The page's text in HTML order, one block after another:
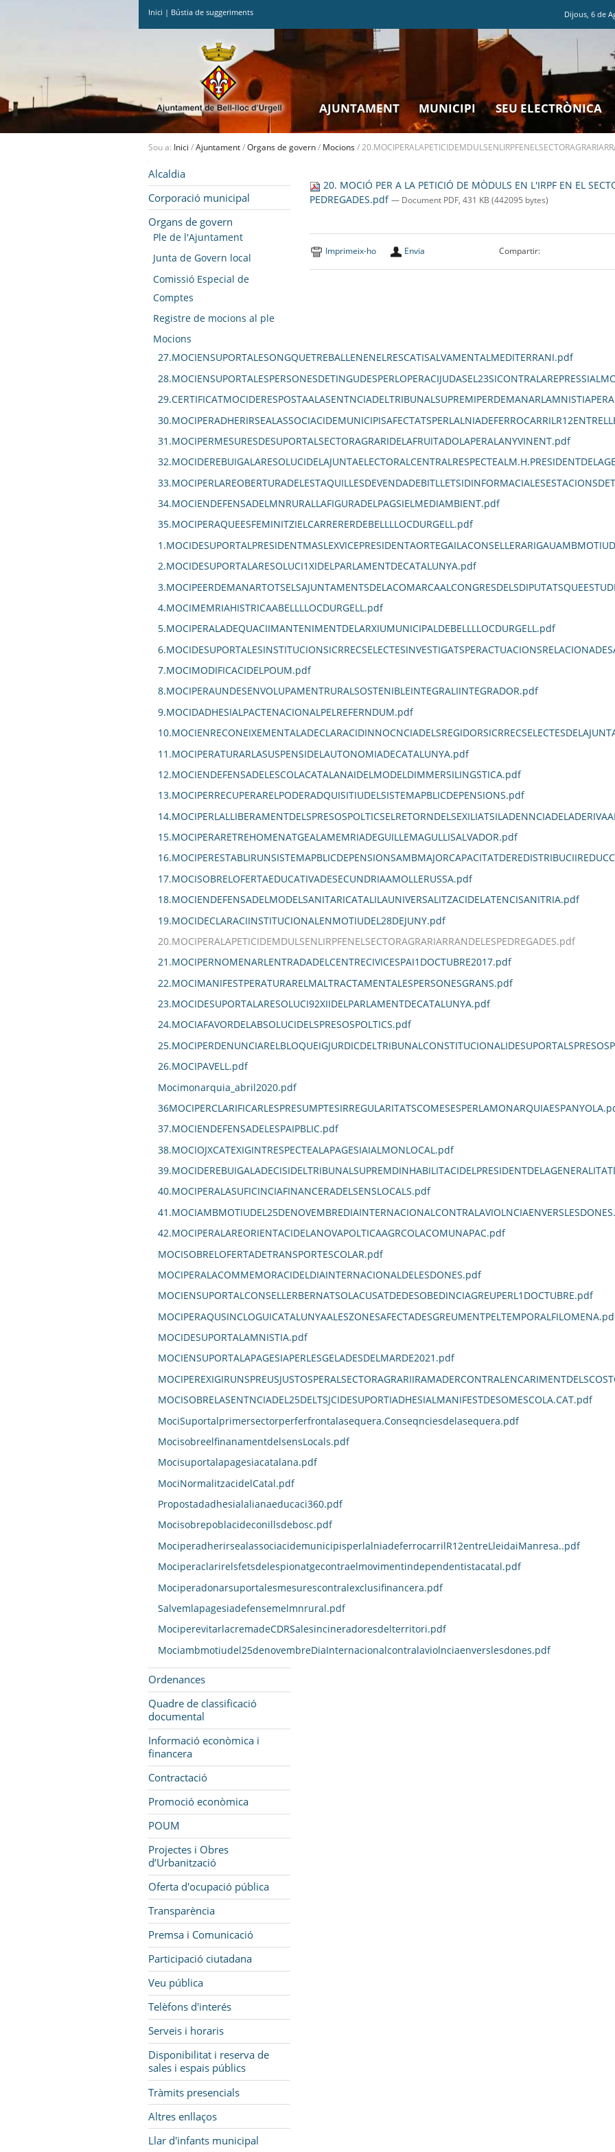
Inici | Bústia de suggeriments Dijous,6 de
AJUNTAMENT MUNICIPI SEU ELECTRÒNICA
Sou a: Inici /Ajuntament/Organs de govern/ Mocions/
Alcaldia
Corporació municipal
Organs de govern
Ple de l'Ajuntament
Junta de Govern local
Comissió Especial de
Comptes
Registre de mocions al ple
Mocions
27.MOCIENSUPORTALESONGQUETREBALLENENELRESCATISALVAMENTALMEDITERRANI.pdf
31.MOCIPERMESURESDESUPORTALSECTORAGRARIDELAFRUITADOLAPERALANYVINENT.pdf
34.MOCIENDEFENSADELMNRURALLAFIGURADELPAGSIELMEDIAMBIENT.pdf
35.MOCIPERAQUEESFEMINITZIELCARRERERDEBELLLLOCDURGELL.pdf
2.MOCIDESUPORTALARESOLUCI1XIDELPARLAMENTDECATALUNYA.pdf
4.MOCIMEMRIAHISTRICAABELLLLOCDURGELL.pdf
5.MOCIPERALADEQUACIIMANTENIMENTDELARXIUMUNICIPALDEBELLLLOCDURGELL.pdf
7.MOCIMODIFICACIDELPOUM.pdf
8.MOCIPERAUNDESENVOLUPAMENTRURALSOSTENIBLEINTEGRALIINTEGRADOR.pdf
9.MOCIDADHESIALPACTENACIONALPELREFERNDUM.pdf
11.MOCIPERATURARLASUSPENSIDELAUTONOMIADECATALUNYA.pdf
12.MOCIENDEFENSADELESCOLACATALANAIDELMODELDIMMERSILINGSTICA.pdf
13.MOCIPERRECUPERARELPODERADQUISITIUDELSISTEMAPBLICDEPENSIONS.pdf
15.MOCIPERARETREHOMENATGEALAMEMRIADEGUILLEMAGULLISALVADOR.pdf
17.MOCISOBRELOFERTAEDUCATIVADESECUNDRIAAMOLLERUSSA.pdf
18.MOCIENDEFENSADELMODELSANITARICATALILAUNIVERSALITZACIDELATENCISANITRIA.pdf
19.MOCIDECLARACIINSTITUCIONALENMOTIUDEL28DEJUNY.pdf
20.MOCIPERALAPETICIDEMDULSENLIRPFENELSECTORAGRARIARRANDELESPEDREGADES.pdf
21.MOCIPERNOMENARLENTRADADELCENTRECIVICESPAI1DOCTUBRE2017.pdf
22.MOCIMANIFESTPERATURARELMALTRACTAMENTALESPERSONESGRANS.pdf
23.MOCIDESUPORTALARESOLUCI92XIIDELPARLAMENTDECATALUNYA.pdf
24.MOCIAFAVORDELABSOLUCIDELSPRESOSPOLTICS.pdf
26.MOCIPAVELL.pdf
Mocimonarquia_abril2020.pdf
37.MOCIENDEFENSADELESPAIPBLIC.pdf
38.MOCIOJXCATEXIGINTRESPECTEALAPAGESIAIALMONLOCAL.pdf
40.MOCIPERALASUFICINCIAFINANCERADELSENSLOCALS.pdf
42.MOCIPERALAREORIENTACIDELANOVAPOLTICAAGRCOLACOMUNAPAC.pdf
MOCISOBRELOFERTADETRANSPORTESCOLAR.pdf
MOCIPERALACOMMEMORACIDELDIAINTERNACIONALDELESDONES.pdf
MOCIENSUPORTALCONSELLERBERNATSOLACUSATDEDESOBEDINCIAGREUPERL1DOCTUBRE.pdf
MOCIDESUPORTALAMNISTIA.pdf
MOCIENSUPORTALAPAGESIAPERLESGELADESDELMARDE2021.pdf
MOCISOBRELASENTNCIADEL25DELTSJCIDESUPORTIADHESIALMANIFESTDESOMESCOLA.CAT.pdf
MociSuportalprimersectorperferfrontalasequera.Conseqnciesdelasequera.pdf
MocisobreelfinanamentdelsensLocals.pdf
Mocisuportalapagesiacatalana.pdf
MociNormalitzacidelCatal.pdf
Propostadadhesialalianaeducaci360.pdf
Mocisobrepoblacideconillsdebosc.pdf
MociperadherirsealassociacidemunicipisperlalniadeferrocarrilR12entreLleidaiManresa..pdf
Mociperaclarirelsfetsdelespionatgecontraelmovimentindependentistacatal.pdf
Mociperadonarsuportalesmesurescontralexclusifinancera.pdf
Salvemlapagesiadefensemelmnrural.pdf
MociperevitarlacremadeCDRSalesincineradoresdelterritori.pdf
Mociambmotiudel25denovembreDiaInternacionalcontralaviolnciaenverslesdones.pdf
Ordenances
Quadre de classificació
documental
Informació econòmica i
financera
Contractació
Promoció econòmica
POUM
Projectes i Obres
d’Urbanització
Oferta d'ocupació pública
Transparència
Premsa i Comunicació
Participació ciutadana
Veu pública
Telèfons d'interés
Serveis i horaris
Disponibilitat i reserva de
sales i espais públics
Tràmits presencials
Altres enllaços
Llar d'infants municipal
20. MOCIÓ PER A LA PETICIÓ DE MÒDULS EN L'IRPF EN EL
PEDREGADES.pdf— Document PDF, 431 KB (442095 bytes)
Imprimeix-ho Envia Compartir: